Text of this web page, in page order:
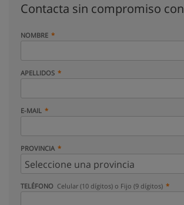
Contacta sin compromiso con
NOMBRE
APELLIDOS
E-MAIL
PROVINCIA
TELÉFONO Celular (10 dígitos) o Fijo (9 dígitos)